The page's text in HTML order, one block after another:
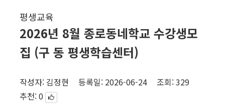
평생교육
2026년 8월 종로동네학교 수강생모
집 (구 동 평생학습센터)
작성자:김정현 등록일: 2026-06-24 조회:329
추천:0